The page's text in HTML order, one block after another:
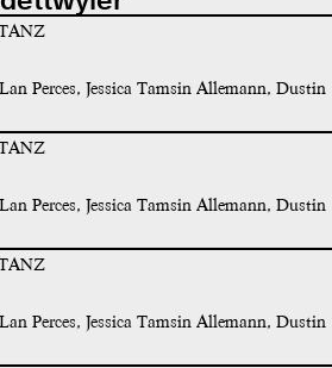
Perces, Jessica Tamsin Allemann, Dustin
Perces, Jessica Tamsin Allemann, Dustin
Perces, Jessica Tamsin Allemann, Dustin